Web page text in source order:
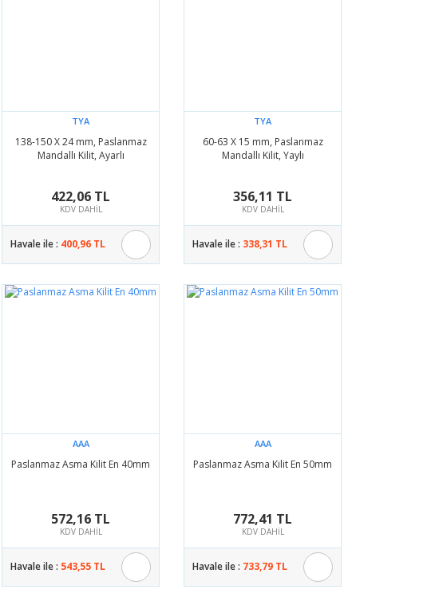
TYA
138-150 X 24 mm, Paslanmaz
Mandallı Kilit, Ayarlı
422,06 TL
KDV DAHİL
Havale ile : 400,96 TL
TYA
60-63 X 15 mm, Paslanmaz
Mandallı Kilit, Yaylı
356,11 TL
KDV DAHİL
Havale ile : 338,31 TL
AAA
Paslanmaz Asma Kilit En 40mm
572,16 TL
KDV DAHİL
Havale ile : 543,55 TL
AAA
Paslanmaz Asma Kilit En 50mm
772,41 TL
KDV DAHİL
Havale ile : 733,79 TL